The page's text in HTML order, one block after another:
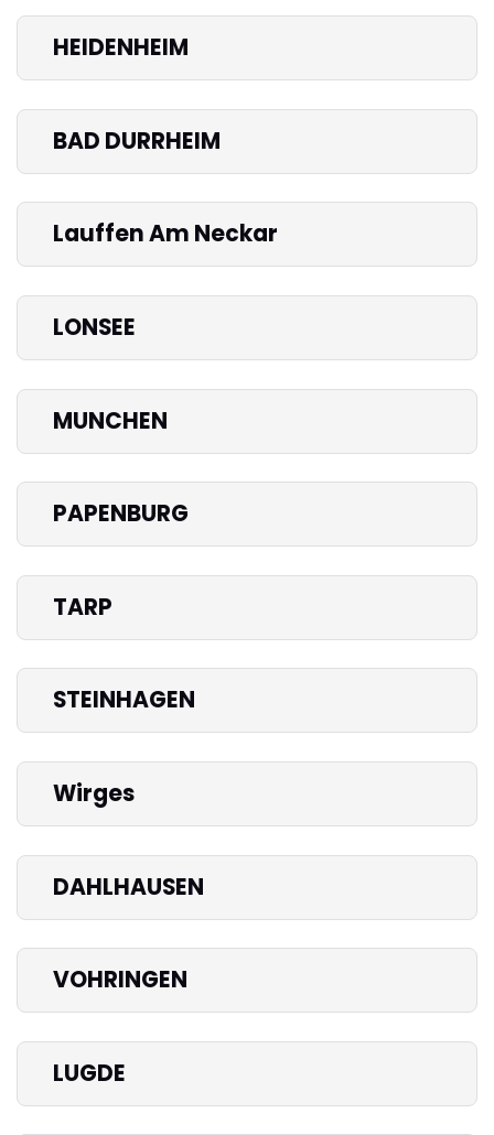
HEIDENHEIM
BAD DURRHEIM
Lauffen Am Neckar
LONSEE
MUNCHEN
PAPENBURG
TARP
STEINHAGEN
Wirges
DAHLHAUSEN
VOHRINGEN
LUGDE